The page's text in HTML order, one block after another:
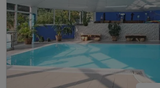
inkl. Bereitstellung unserer Hotelparkplätze